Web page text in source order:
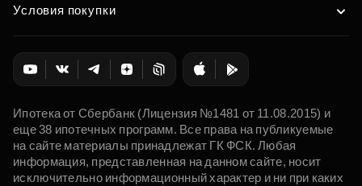
Условия покупки
Ипотека от Сбербанк (Лицензия №1481 от 11.08.2015) и
еще 38 ипотечных программ. Все права на публикуемые
на сайте материалы принадлежат ГК ФСК. Любая
информация, представленная на данном сайте, носит
исключительно информационный характер и ни при каких